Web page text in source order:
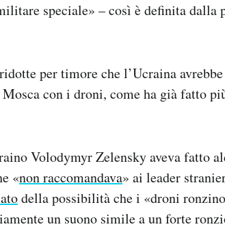
speciale» – così è definita dalla
per timore che l’Ucraina
con i droni, come ha già fatto
Volodymyr Zelensky aveva fatto
«non raccomandava» ai leader
della possibilità che i «droni
un suono simile a un forte